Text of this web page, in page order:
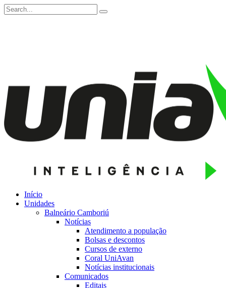
Início
Unidades
Balneário Camboriú
Notícias
Atendimento a população
Bolsas e descontos
Cursos de externo
Coral UniAvan
Notícias institucionais
Comunicados
Editais